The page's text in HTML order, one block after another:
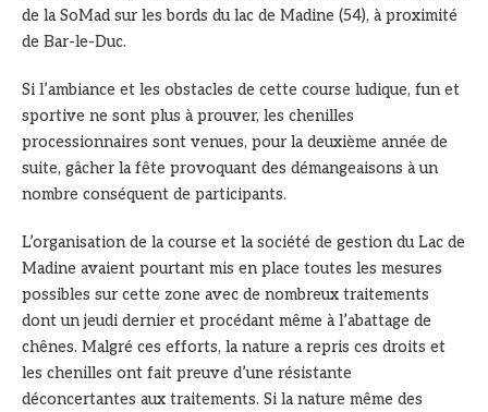
de la SoMad sur les bords du lac de Madine (54), à proximité
de Bar-le-Duc.
Si l’ambiance et les obstacles de cette course ludique, fun et
sportive ne sont plus à prouver, les chenilles
processionnaires sont venues, pour la deuxième année de
suite, gâcher la fête provoquant des démangeaisons à un
nombre conséquent de participants.
L’organisation de la course et la société de gestion du Lac de
Madine avaient pourtant mis en place toutes les mesures
possibles sur cette zone avec de nombreux traitements
dont un jeudi dernier et procédant même à l’abattage de
chênes. Malgré ces efforts, la nature a repris ces droits et
les chenilles ont fait preuve d’une résistante
déconcertantes aux traitements. Si la nature même des